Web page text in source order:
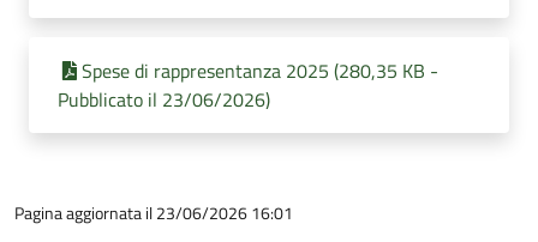
Spese di rappresentanza 2025 (280,35 KB -
Pubblicato il 23/06/2026)
Pagina aggiornata il 23/06/2026 16:01